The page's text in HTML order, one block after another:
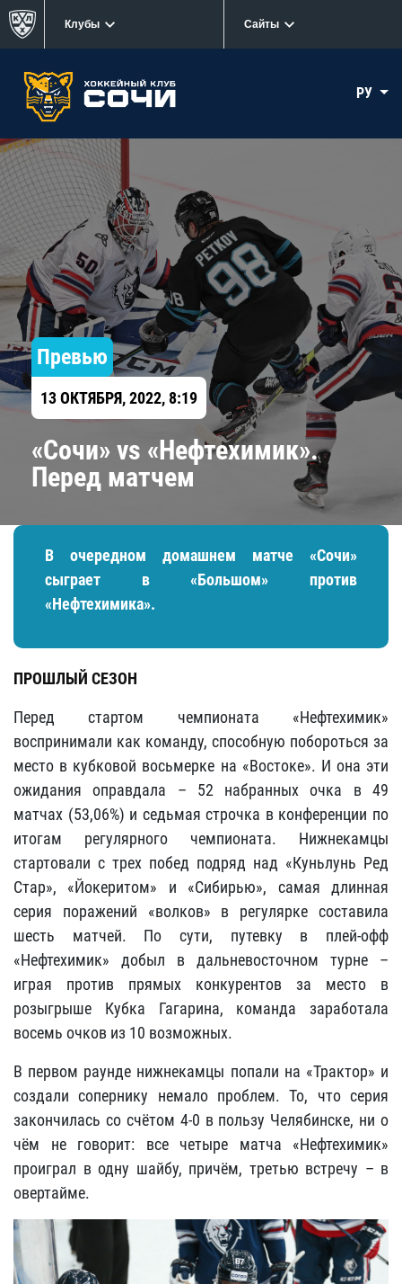
Клубы Сайты
РУ
Превью
13 ОКТЯБРЯ, 2022, 8:19
«Сочи» vs «Нефтехимик».
Перед матчем
В очередном домашнем матче «Сочи»
сыграет в «Большом» против
«Нефтехимика».
ПРОШЛЫЙ СЕЗОН
Перед стартом чемпионата «Нефтехимик»
воспринимали как команду, способную побороться за
место в кубковой восьмерке на «Востоке». И она эти
ожидания оправдала – 52 набранных очка в 49
матчах (53,06%) и седьмая строчка в конференции по
итогам регулярного чемпионата. Нижнекамцы
стартовали с трех побед подряд над «Куньлунь Ред
Стар», «Йокеритом» и «Сибирью», самая длинная
серия поражений «волков» в регулярке составила
шесть матчей. По сути, путевку в плей-офф
«Нефтехимик» добыл в дальневосточном турне –
играя против прямых конкурентов за место в
розыгрыше Кубка Гагарина, команда заработала
восемь очков из 10 возможных.
В первом раунде нижнекамцы попали на «Трактор» и
создали сопернику немало проблем. То, что серия
закончилась со счётом 4-0 в пользу Челябинске, ни о
чём не говорит: все четыре матча «Нефтехимик»
проиграл в одну шайбу, причём, третью встречу – в
овертайме.